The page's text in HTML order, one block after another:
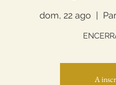
dom, 22 ago
  |
A